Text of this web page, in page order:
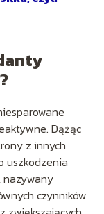
Dążąc
z innych
uszkodzenia
nazywany
czynników